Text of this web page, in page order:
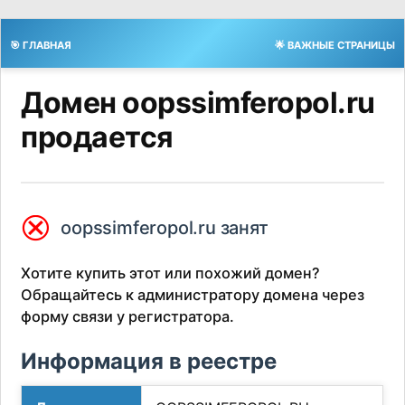
🎯 ГЛАВНАЯ 🌟 ВАЖНЫЕ СТРАНИЦЫ
Домен oopssimferopol.ru
продается
⮿ oopssimferopol.ru занят
Хотите купить этот или похожий домен?
Обращайтесь к администратору домена через
форму связи у регистратора.
Информация в реестре